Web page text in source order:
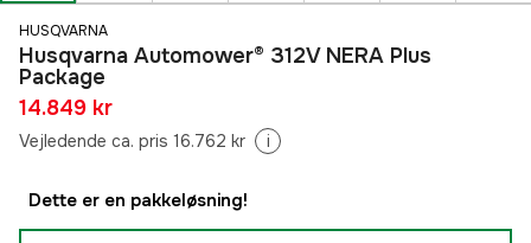
HUSQVARNA
Husqvarna Automower® 312V NERA Plus
Package
14.849 kr
Vejledende ca. pris 16.762 kr i
Dette er en pakkeløsning!